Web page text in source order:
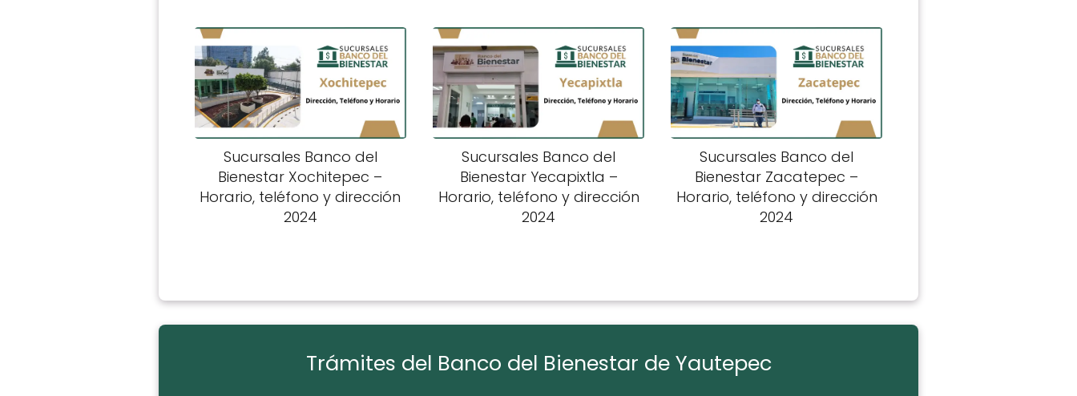
Sucursales Banco del
Bienestar Xochitepec –
Horario, teléfono y dirección
2024
Sucursales Banco del
Bienestar Yecapixtla –
Horario, teléfono y dirección
2024
Sucursales Banco del
Bienestar Zacatepec –
Horario, teléfono y dirección
2024
Trámites del Banco del Bienestar de Yautepec